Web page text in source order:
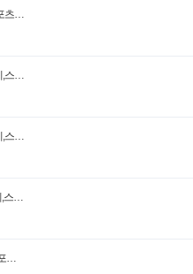
츠…
,스…
,스…
,스…
…